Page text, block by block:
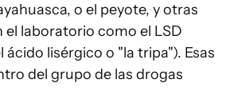
o el peyote, y otras
el laboratorio como el LSD
lisérgico o "la tripa"). Esas
del grupo de las drogas